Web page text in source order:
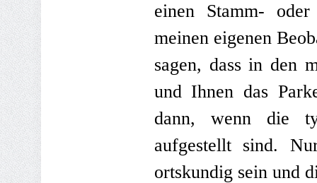
einen Stamm-
meinen eigenen
sagen, dass in den
und Ihnen das
dann, wenn die
aufgestellt sind.
ortskundig sein und